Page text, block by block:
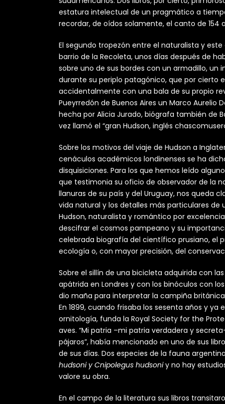
estatura intelectual de un pragmático a
recordar, de oídos solamente, el canto de 154
El segundo tropezón entre el naturalista y
barrio de la Recoleta, unos días después de
sobre uno de sus bordes con un armadillo, un
durante su periplo patagónico, que por cierto
accidentalmente con una bala de su propio
Pueyrredón de Buenos Aires un Marco
hecha por Alicia Jurado, biógrafa también de
vez llamó el “gran Hudson, inglés
Sobre los motivos del viaje de Hudson a
cenáculos académicos londinenses se ha
disquisiciones. Para los que hemos leído
que testimonia su oficio de observador de la
llanuras de su país y del Uruguay, nos queda
vida natural y los detalles más particulares
Hudson, naturalista y romántico por
descifrar el cosmos pampeano y su
celebrada biografía del científico prusiano,
ecología o, con mayor precisión, del
Sobre el sillín de una bicicleta adquirida con
apátrida en Londres y con los binóculos con
dio maña para interpretar la campiña
En 1899, cuando frisaba los sesenta años y
ornitología, funda la Royal Society for the
aves. “Mi patria –mi patria verdadera y
pájaros”, había mencionado en uno de sus
de sus días. Dos especies de la fauna
hudsoni y Cnipolegus hudsoniy no hay
valore su obra.
En el campo de la literatura sus libros